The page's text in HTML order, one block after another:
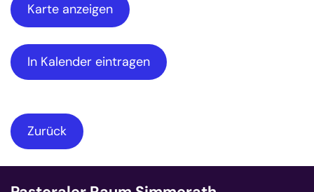
Karte anzeigen
In Kalender eintragen
Zurück